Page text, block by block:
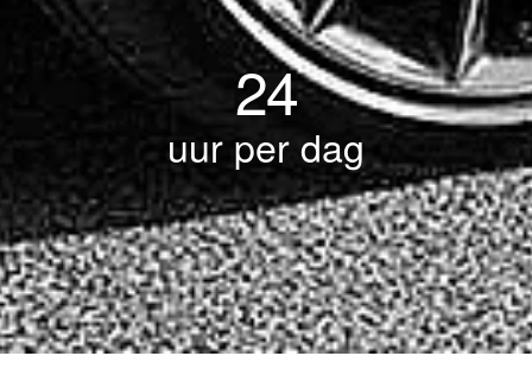
24
uur per dag